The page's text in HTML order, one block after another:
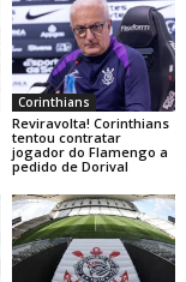
Corinthians
Reviravolta! Corinthians
tentou contratar
jogador do Flamengo a
pedido de Dorival